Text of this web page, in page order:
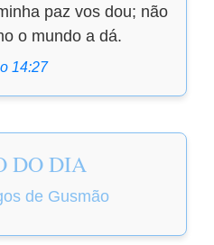
paz vos dou; não
o mundo a dá.
14:27
DO DIA
de Gusmão